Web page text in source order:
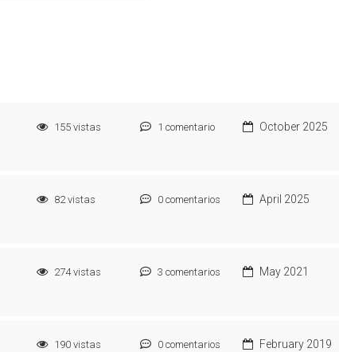
155 vistas 1 comentario October 2025
82vistas 0comentarios April 2025
274vistas 3 comentarios May 2021
190 vistas 0comentarios February 2019